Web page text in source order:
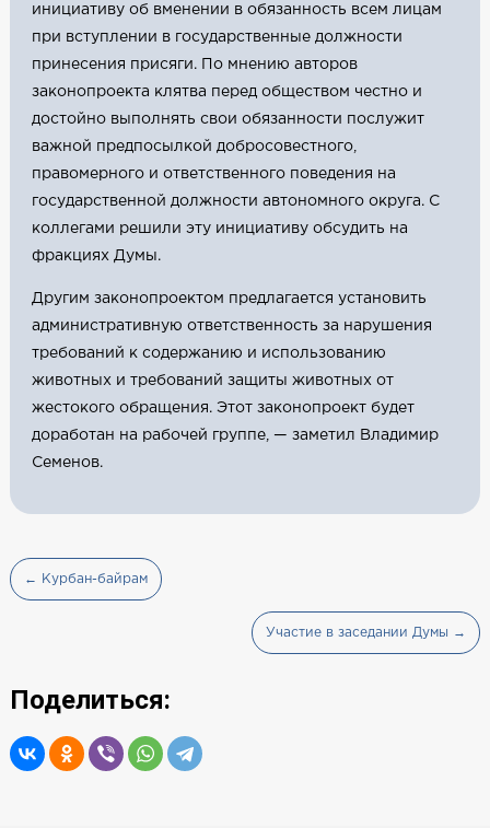
инициативу об вменении в обязанность всем лицам
при вступлении в государственные должности
принесения присяги. По мнению авторов
законопроекта клятва перед обществом честно и
достойно выполнять свои обязанности послужит
важной предпосылкой добросовестного,
правомерного и ответственного поведения на
государственной должности автономного округа. С
коллегами решили эту инициативу обсудить на
фракциях Думы.
Другим законопроектом предлагается установить
административную ответственность за нарушения
требований к содержанию и использованию
животных и требований защиты животных от
жестокого обращения. Этот законопроект будет
доработан на рабочей группе, — заметил Владимир
Семенов.
← Курбан-байрам
Участие в заседании Думы →
Поделиться: